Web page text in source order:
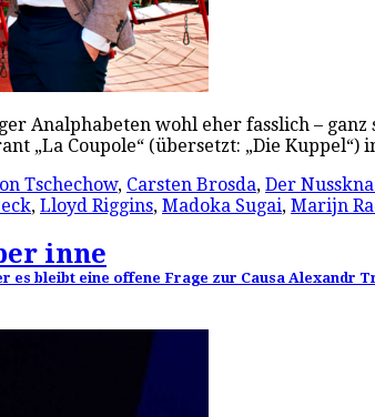
Analphabeten wohl eher fasslich –
„La Coupole“ (übersetzt: „Die Kuppel“)
Tschechow, Carsten Brosda, Der
, Lloyd Riggins, Madoka Sugai, Marijn
inne
es bleibt eine offene Frage zur Causa Alexandr